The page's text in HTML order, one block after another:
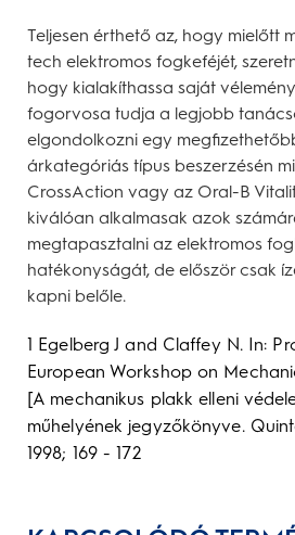
Teljesen érthető az, hogy mielőtt
tech elektromos fogkeféjét,
hogy kialakíthassa saját
fogorvosa tudja a legjobb
elgondolkozni egy
árkategóriás típus beszerzésén
CrossAction vagy az Oral-B
kiválóan alkalmasak azok
megtapasztalni az elektromos
hatékonyságát, de először csak
kapni belőle.
1 Egelberg J and Claffey N. In:
European Workshop on
[A mechanikus plakk elleni
műhelyének jegyzőkönyve.
1998; 169 - 172